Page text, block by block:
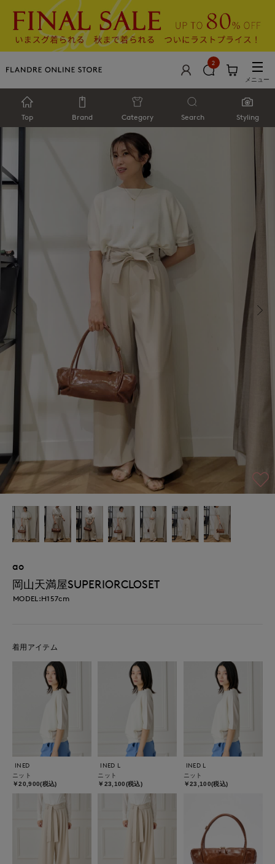
2
メニュー
Top Brand Category Search Styling
ao
岡山天満屋SUPERIORCLOSET
MODEL:H157cm
着用アイテム
INED
ニット
￥20,900(税込)
INED L
ニット
￥23,100(税込)
INED L
ニット
￥23,100(税込)